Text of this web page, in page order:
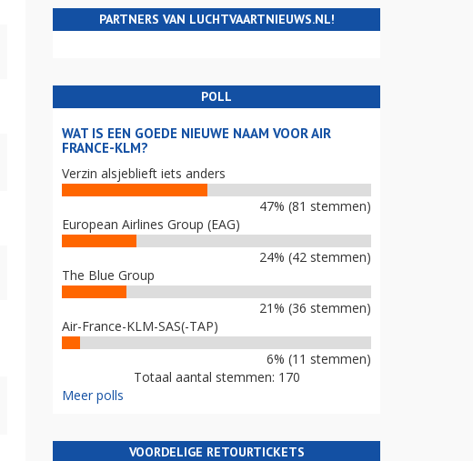
PARTNERS VAN LUCHTVAARTNIEUWS.NL!
POLL
WAT IS EEN GOEDE NIEUWE NAAM VOOR AIR
FRANCE-KLM?
Verzin alsjeblieft iets anders
47% (81 stemmen)
European Airlines Group (EAG)
24% (42 stemmen)
The Blue Group
21% (36 stemmen)
Air-France-KLM-SAS(-TAP)
6% (11 stemmen)
Totaal aantal stemmen: 170
Meer polls
VOORDELIGE RETOURTICKETS